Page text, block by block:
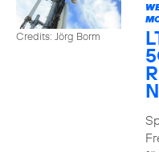
Credits: Jörg Borm